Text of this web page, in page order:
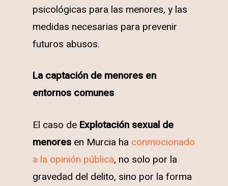
psicológicas para las menores, y las
medidas necesarias para prevenir
futuros abusos.
La captación de menores en
entornos comunes
El caso de Explotación sexual de
menores en Murcia ha conmocionado
a la opinión pública, no solo por la
gravedad del delito, sino por la forma